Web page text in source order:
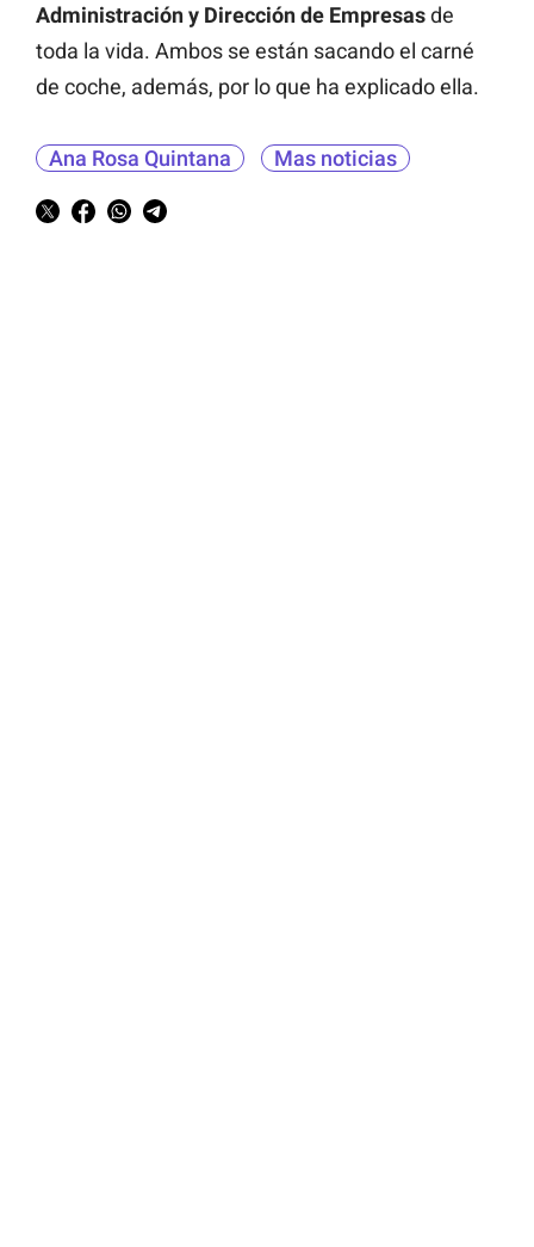
Administración y Dirección de Empresasde
toda la vida. Ambos se están sacando el carné
de coche, además, por lo que ha explicado ella.
Ana Rosa Quintana Mas noticias